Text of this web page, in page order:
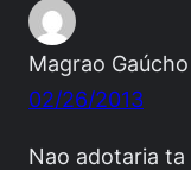
Magrao Gaúcho
02/26/2013
Nao adotaria